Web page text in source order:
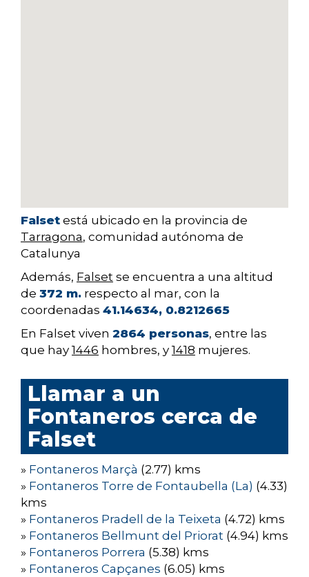
Falset está ubicado en la provincia de
Tarragona, comunidad autónoma de
Catalunya
Además, Falset se encuentra a una altitud
de 372 m. respecto al mar, con la
coordenadas 41.14634, 0.8212665
En Falset viven 2864 personas, entre las
que hay 1446 hombres, y 1418 mujeres.
Llamar a un
Fontaneros cerca de
Falset
» Fontaneros Marçà (2.77) kms
» Fontaneros Torre de Fontaubella (La) (4.33)
kms
» Fontaneros Pradell de la Teixeta (4.72) kms
» Fontaneros Bellmunt del Priorat (4.94) kms
» Fontaneros Porrera (5.38) kms
» Fontaneros Capçanes (6.05) kms